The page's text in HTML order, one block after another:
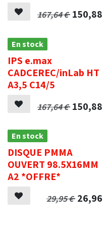
167,64€ 150,88
En stock
IPS e.max
CADCEREC/inLab HT
A3,5 C14/5
167,64€ 150,88
En stock
DISQUE PMMA
OUVERT 98.5X16MM
A2 *OFFRE*
29,95€ 26,96